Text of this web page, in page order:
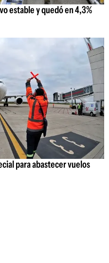
estable y quedó en 4,3%
para abastecer vuelos